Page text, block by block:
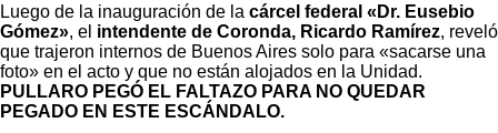
Luego de la inauguración de la cárcel federal «Dr. Eusebio
Gómez», el intendente de Coronda, Ricardo Ramírez, reveló
que trajeron internos de Buenos Aires solo para «sacarse una
foto» en el acto y que no están alojados en la Unidad.
PULLARO PEGÓ EL FALTAZO PARA NO QUEDAR
PEGADO EN ESTE ESCÁNDALO.